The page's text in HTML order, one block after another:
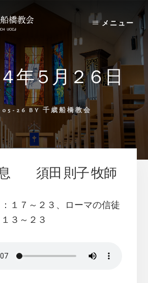
メニュー
年５月２６日
26 BY 千歳船橋教会
須田 則子 牧師
１７～２３、ローマの信徒
３～２３